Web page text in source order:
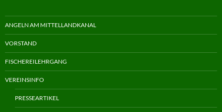
ANGELN AM MITTELLANDKANAL
VORSTAND
FISCHEREILEHRGANG
VEREINSINFO
PRESSEARTIKEL